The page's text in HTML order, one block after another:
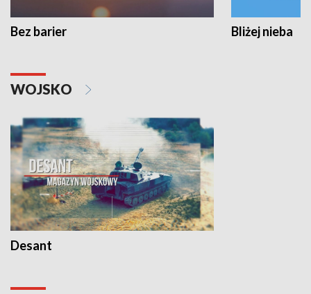
Bez barier Bliżej nieba
WOJSKO
Desant